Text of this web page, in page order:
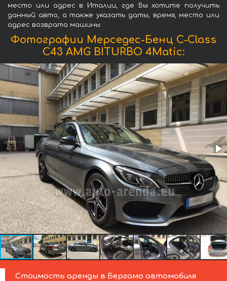
место или адрес в Италии, где Вы хотите получить
данный авто, а также указать даты, время, место или
адрес возврата машины.
Фотографии Мерседес-Бенц C-Class
C43 AMG BITURBO 4Matic:
Стоимость аренды в Бергамо автомобиля